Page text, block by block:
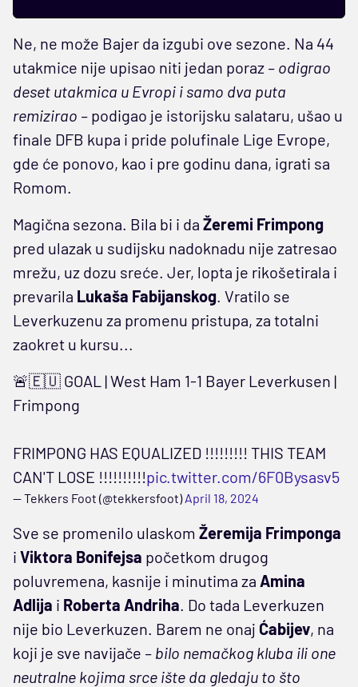
Ne, ne može Bajer da izgubi ove sezone. Na 44
utakmice nije upisao niti jedan poraz – odigrao
deset utakmica u Evropi i samo dva puta
remizirao – podigao je istorijsku salataru, ušao u
finale DFB kupa i pride polufinale Lige Evrope,
gde će ponovo, kao i pre godinu dana, igrati sa
Romom.
Magična sezona. Bila bi i da Žeremi Frimpong
pred ulazak u sudijsku nadoknadu nije zatresao
mrežu, uz dozu sreće. Jer, lopta je rikošetirala i
prevarila Lukaša Fabijanskog. Vratilo se
Leverkuzenu za promenu pristupa, za totalni
zaokret u kursu...
🚨🇪🇺 GOAL | West Ham 1-1 Bayer Leverkusen |
Frimpong
FRIMPONG HAS EQUALIZED !!!!!!!!! THIS TEAM
CAN'T LOSE !!!!!!!!!!pic.twitter.com/6F0Bysasv5
— Tekkers Foot (@tekkersfoot)April 18, 2024
Sve se promenilo ulaskom Žeremija Frimponga
i Viktora Bonifejsa početkom drugog
poluvremena, kasnije i minutima za Amina
Adlija i Roberta Andriha. Do tada Leverkuzen
nije bio Leverkuzen. Barem ne onaj Ćabijev, na
koji je sve navijače – bilo nemačkog kluba ili one
neutralne kojima srce ište da gledaju to što